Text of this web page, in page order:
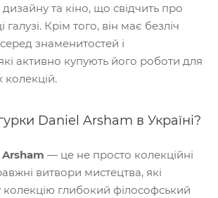
та кіно, що свідчить про
Крім того, він має безліч
знаменитостей і
активно купують його роботи для
колекцій.
Daniel Arsham в Україні?
— це не просто колекційні
витвори мистецтва, які
глибокий філософський